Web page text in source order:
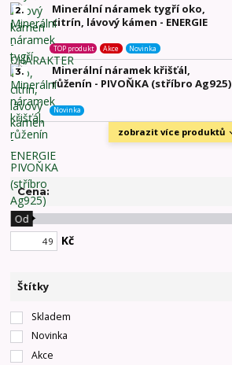
2.
Minerální náramek tygří oko,
citrín, lávový kámen - ENERGIE
TOP produkt Akce Novinka
3.
Minerální náramek křišťál,
růženín - PIVOŇKA (stříbro Ag925)
Novinka
zobrazit více produktů
Cena:
Kč
Od
Štítky
Skladem
Novinka
Akce